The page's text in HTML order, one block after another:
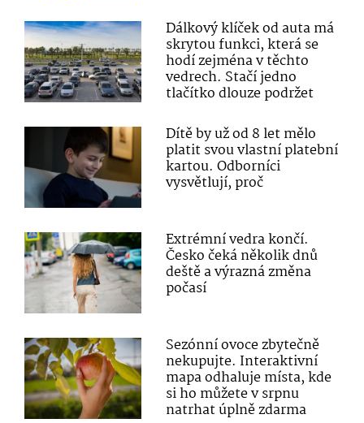
Dálkový klíček od auta má
skrytou funkci, která se
hodí zejména v těchto
vedrech. Stačí jedno
tlačítko dlouze podržet
Dítě by už od 8 let mělo
platit svou vlastní platební
kartou. Odborníci
vysvětlují, proč
Extrémní vedra končí.
Česko čeká několik dnů
deště a výrazná změna
počasí
Sezónní ovoce zbytečně
nekupujte. Interaktivní
mapa odhaluje místa, kde
si ho můžete v srpnu
natrhat úplně zdarma